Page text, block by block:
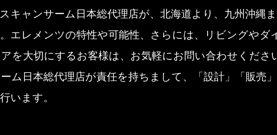
キャンサーム日本総代理店が、北海道より、九州沖縄
エレメンツの特性や可能性、さらには、リビングやダ
を大切にするお客様は、お気軽にお問い合わせくださ
ム日本総代理店が責任を持ちまして、「設計」「販売
います。